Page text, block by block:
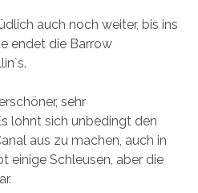
auch noch weiter, bis ins
endet die Barrow
sehr
lohnt sich unbedingt den
aus zu machen, auch in
einige Schleusen, aber die